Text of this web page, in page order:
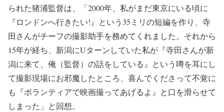
られた猪浦監督は、「2000年、私がまだ東京にいる頃に
『ロンドンへ行きたい!』という35ミリの短編を作り、寺
田さんがチーフの撮影助手を務めてくれました。それから
15年が経ち、新潟にUターンしていた私が『寺田さんが新
潟に来て、俺（監督）の話をしている』という噂を耳にし
て撮影現場にお邪魔したところ、喜んでくださって不覚に
も『ボランティアで映画撮ってあげるよ』と口を滑らせて
しまった」と回想。